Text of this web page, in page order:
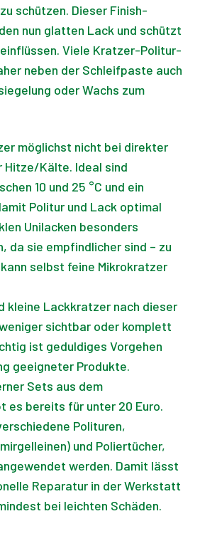
schützen. Dieser Finish-
nun glatten Lack und schützt
Viele Kratzer-Politur-
neben der Schleifpaste auch
oder Wachs zum
möglichst nicht bei direkter
Hitze/Kälte. Ideal sind
10 und 25 °C und ein
Politur und Lack optimal
Unilacken besonders
da sie empfindlicher sind – zu
selbst feine Mikrokratzer
kleine Lackkratzer nach dieser
sichtbar oder komplett
ist geduldiges Vorgehen
geeigneter Produkte.
Sets aus dem
es bereits für unter 20 Euro.
Polituren,
und Poliertücher,
werden. Damit lässt
Reparatur in der Werkstatt
bei leichten Schäden.